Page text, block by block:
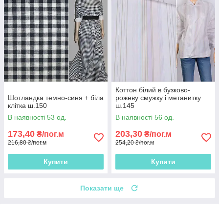
Шотландка темно-синя + біла
клітка ш.150
В наявності 53 од.
173,40 ₴/пог.м
216,80 ₴/пог.м
Купити
Коттон білий в бузково-
рожеву смужку і метанитку
ш.145
В наявності 56 од.
203,30 ₴/пог.м
254,20 ₴/пог.м
Купити
Показати ще